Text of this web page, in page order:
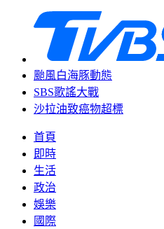
颱風白海豚動態
SBS歌謠大戰
沙拉油致癌物超標
首頁
即時
生活
政治
娛樂
國際